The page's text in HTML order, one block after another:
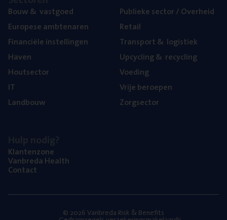
Bouw& vastgoed
Euro­pe­se ambtenaren
Finan­ci­ë­le instellingen
Haven
Hout­sec­tor
IT
Land­bouw
Publie­ke sec­tor / Overheid
Retail
Trans­port& logistiek
Upcy­cling& recycling
Voe­ding
Vrije beroe­pen
Zorg­sec­tor
Klan­ten­zo­ne
Van­b­re­da Health
Con­tact
© 2026 Vanbreda Risk & Benefits